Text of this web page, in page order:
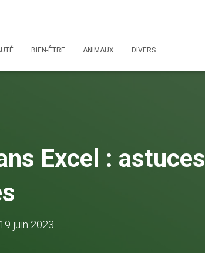
BIEN-ÊTRE ANIMAUX DIVERS
Excel : astuces
19 juin 2023